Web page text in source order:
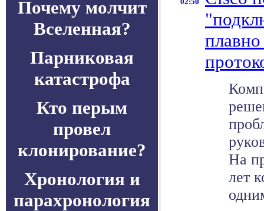
Почему молчит
Вселенная?
Парниковая
катастрофа
Кто перым
провел
клонирование?
Хронология и
парахронология
На
лет